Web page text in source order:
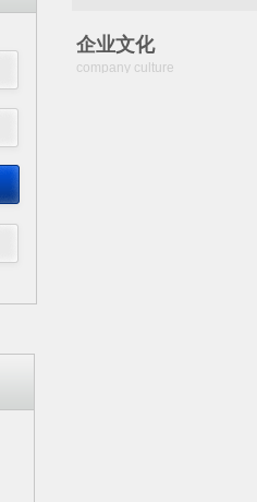
企业文化
company culture